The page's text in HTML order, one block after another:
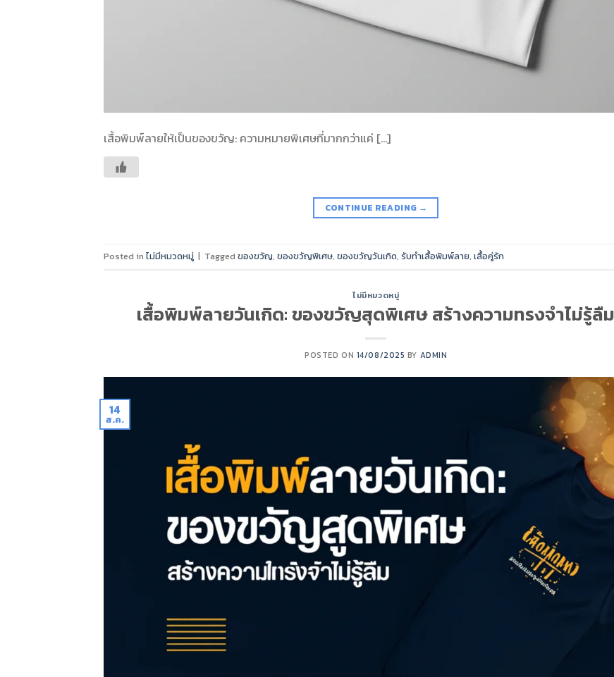
เสื้อพิมพ์ลายให้เป็นของขวัญ: ความหมายพิเศษที่มากกว่าแค่ […]
CONTINUE READING →
Posted in ไม่มีหมวดหมู่ | Tagged ของขวัญ, ของขวัญพิเศษ, ของขวัญวันเกิด, รับทำเสื้อพิมพ์ลาย, เสื้อคู่รัก
ไม่มีหมวดหมู่
เสื้อพิมพ์ลายวันเกิด: ของขวัญสุดพิเศษ สร้างความทรงจำไม่รู้ลืม
POSTED ON 14/08/2025 BY ADMIN
14
ส.ค.